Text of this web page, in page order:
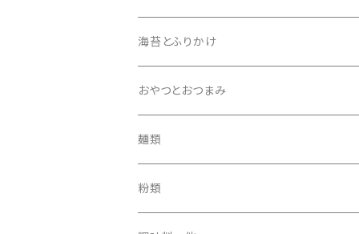
海苔とふりかけ
おやつとおつまみ
麺類
粉類